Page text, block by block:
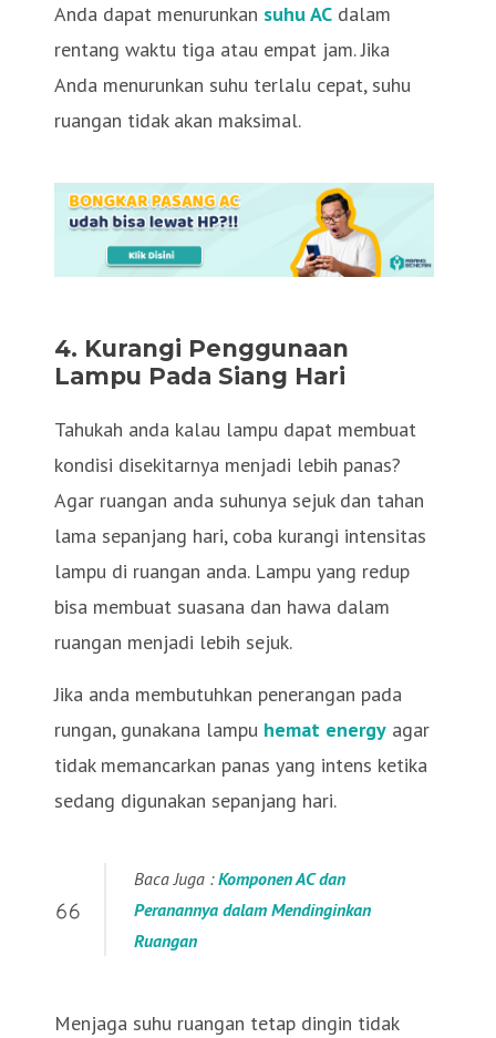
Anda dapat menurunkan suhu AC dalam
rentang waktu tiga atau empat jam. Jika
Anda menurunkan suhu terlalu cepat, suhu
ruangan tidak akan maksimal.
4. Kurangi Penggunaan
Lampu Pada Siang Hari
Tahukah anda kalau lampu dapat membuat
kondisi disekitarnya menjadi lebih panas?
Agar ruangan anda suhunya sejuk dan tahan
lama sepanjang hari, coba kurangi intensitas
lampu di ruangan anda. Lampu yang redup
bisa membuat suasana dan hawa dalam
ruangan menjadi lebih sejuk.
Jika anda membutuhkan penerangan pada
rungan, gunakana lampu hemat energy agar
tidak memancarkan panas yang intens ketika
sedang digunakan sepanjang hari.
Baca Juga : Komponen AC dan
Peranannya dalam Mendinginkan
Ruangan
Menjaga suhu ruangan tetap dingin tidak